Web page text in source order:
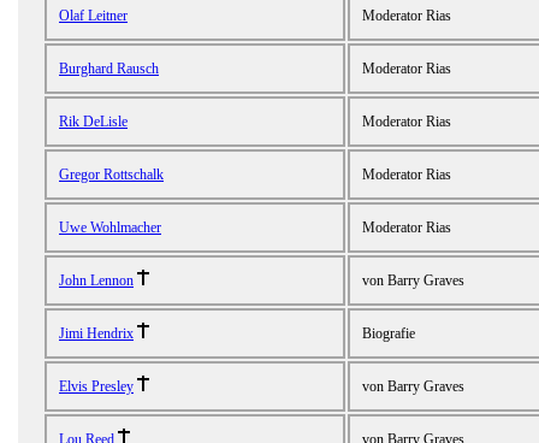
Olaf Leitner Moderator Rias
Burghard Rausch Moderator Rias
Rik DeLisle Moderator Rias
Gregor Rottschalk Moderator Rias
Uwe Wohlmacher Moderator Rias
John Lennon von Barry Graves
Jimi Hendrix Biografie
Elvis Presley von Barry Graves
Lou Reed von Barry Graves